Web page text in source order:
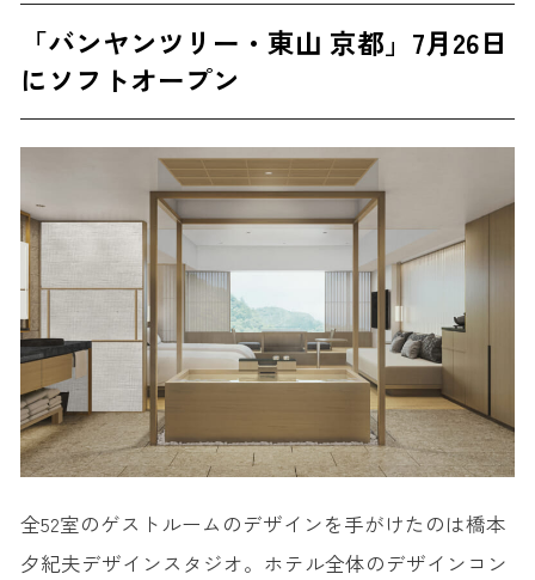
「バンヤンツリー・東山 京都」7月26日
にソフトオープン
全52室のゲストルームのデザインを手がけたのは橋本
夕紀夫デザインスタジオ。ホテル全体のデザインコン